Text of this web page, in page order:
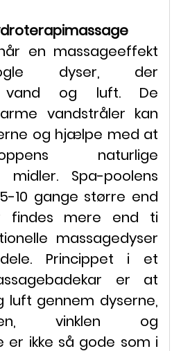
en massageeffekt
dyser, der
vand og luft. De
vandstråler kan
og hjælpe med at
naturlige
midler. Spa-poolens
10 gange større end
findes mere end ti
massagedyser
Princippet i et
er at
luft gennem dyserne,
vinklen og
er ikke så gode som i